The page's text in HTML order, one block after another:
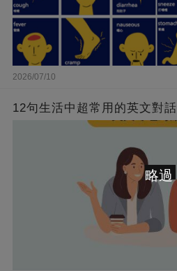
2026/07/10
12句生活中超常用的英文對話
略過